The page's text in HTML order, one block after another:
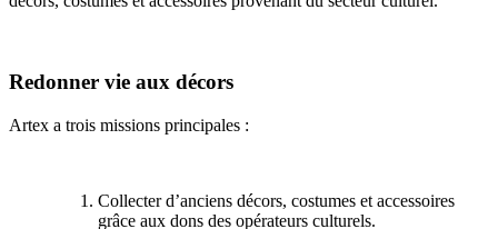
Redonner vie aux décors
Artex a trois missions principales :
Collecter d’anciens décors, costumes et accessoires
grâce aux dons des opérateurs culturels.